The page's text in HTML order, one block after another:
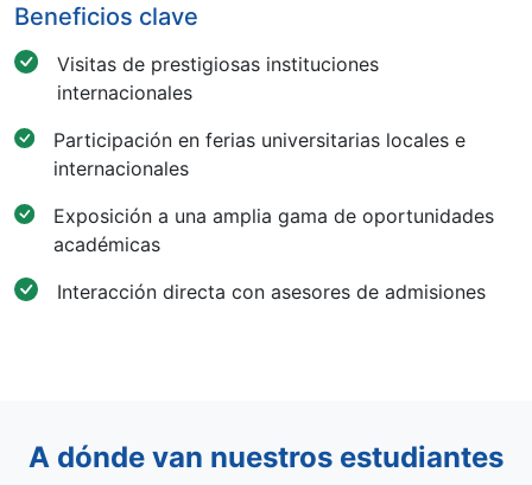
Beneficios clave
Visitas de prestigiosas instituciones
internacionales
Participación en ferias universitarias locales e
internacionales
Exposición a una amplia gama de oportunidades
académicas
Interacción directa con asesores de admisiones
A dónde van nuestros estudiantes